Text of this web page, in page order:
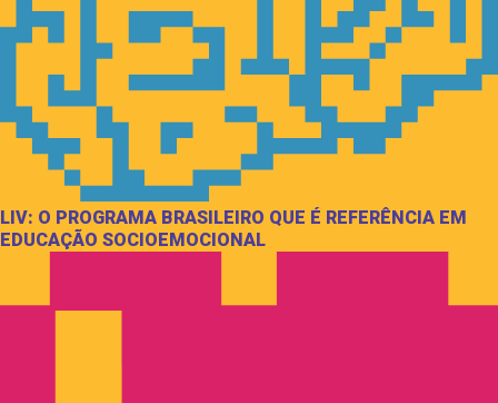
LIV: O PROGRAMA BRASILEIRO QUE É REFERÊNCIA EM
EDUCAÇÃO SOCIOEMOCIONAL